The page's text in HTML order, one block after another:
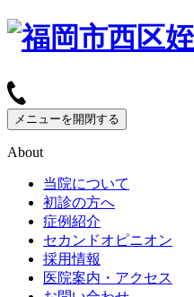
メニューを開閉する
About
当院について
初診の方へ
症例紹介
セカンドオピニオン
採用情報
医院案内・アクセス